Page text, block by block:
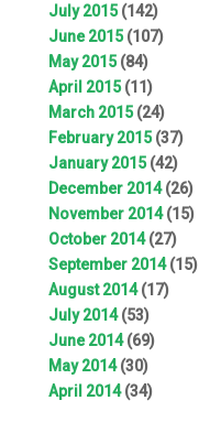
July 2015(142)
June 2015(107)
May 2015(84)
April 2015(11)
March 2015(24)
February 2015(37)
January 2015(42)
December 2014(26)
November 2014(15)
October 2014(27)
September 2014(15)
August 2014(17)
July 2014(53)
June 2014(69)
May 2014(30)
April 2014(34)